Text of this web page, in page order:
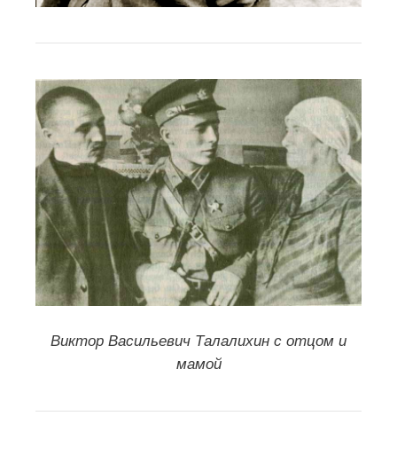
Виктор Васильевич Талалихин с отцом и
мамой